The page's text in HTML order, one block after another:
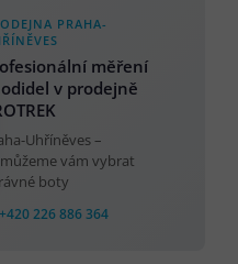
PRAHA-
měření
v prodejně
Uhříněves –
vám vybrat
boty
226 886 364